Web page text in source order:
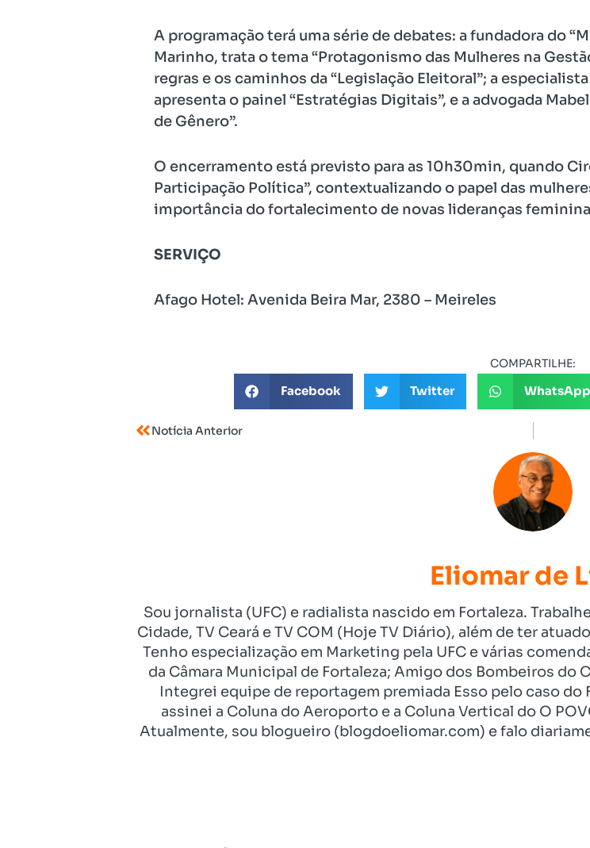
A programação terá uma série de debates: a fundadora do
Marinho, trata o tema “Protagonismo das Mulheres na
regras e os caminhos da “Legislação Eleitoral”; a
apresenta o painel “Estratégias Digitais”, e a advogada
de Gênero”.
O encerramento está previsto para as 10h30min, quando
Participação Política”, contextualizando o papel das
importância do fortalecimento de novas lideranças
SERVIÇO
Afago Hotel: Avenida Beira Mar, 2380 – Meireles
COMPARTILHE:
Facebook Twitter WhatsApp
Notícia Anterior
Eliomar de
Sou jornalista (UFC) e radialista nascido em Fortaleza.
Cidade, TV Ceará e TV COM (Hoje TV Diário), além de ter
Tenho especialização em Marketing pela UFC e várias
da Câmara Municipal de Fortaleza; Amigo dos Bombeiros do
Integrei equipe de reportagem premiada Esso pelo caso do
assinei a Coluna do Aeroporto e a Coluna Vertical do O
Atualmente, sou blogueiro (blogdoeliomar.com) e falo